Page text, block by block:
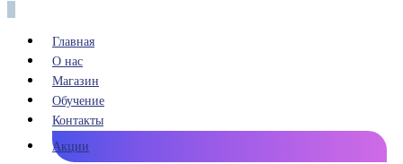
Главная
О нас
Магазин
Обучение
Контакты
Акции